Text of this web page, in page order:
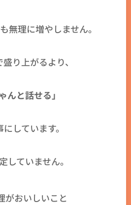
無理に増やしません。
り上がるより、
んと話せる」
しています。
していません。
がおいしいこと